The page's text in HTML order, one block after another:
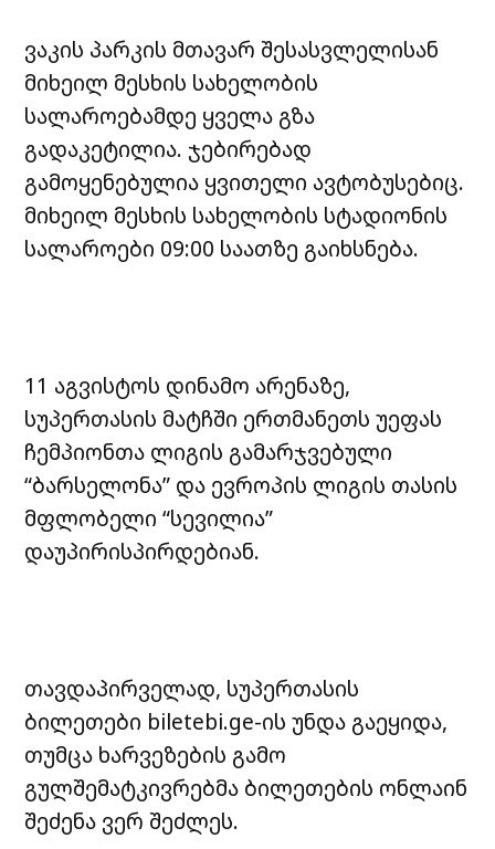
ვაკის პარკის მთავარ შესასვლელისან
მიხეილ მესხის სახელობის
სალაროებამდე ყველა გზა
გადაკეტილია. ჯებირებად
გამოყენებულია ყვითელი ავტობუსებიც.
მიხეილ მესხის სახელობის სტადიონის
სალაროები 09:00 საათზე გაიხსნება.
11 აგვისტოს დინამო არენაზე,
სუპერთასის მატჩში ერთმანეთს უეფას
ჩემპიონთა ლიგის გამარჯვებული
“ბარსელონა” და ევროპის ლიგის თასის
მფლობელი “სევილია”
დაუპირისპირდებიან.
თავდაპირველად, სუპერთასის
ბილეთები biletebi.ge-ის უნდა გაეყიდა,
თუმცა ხარვეზების გამო
გულშემატკივრებმა ბილეთების ონლაინ
შეძენა ვერ შეძლეს.